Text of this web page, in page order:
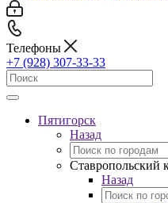
Телефоны
+7 (928) 307-33-33
Пятигорск
Назад
Ставропольский
Назад